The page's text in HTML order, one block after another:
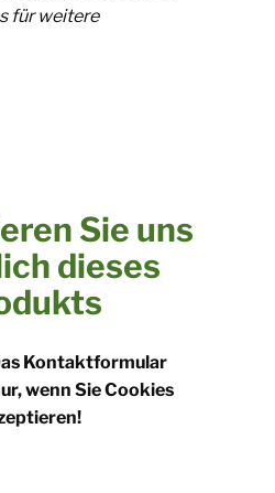
für weitere
Sie uns
dieses
Kontaktformular
wenn Sie Cookies